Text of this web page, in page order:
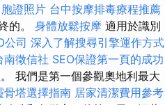
證照片 台中按摩排毒療程推薦
的。 身體放鬆按摩 適用於識別
公司 深入了解搜尋引擎運作方式
南徵信社 SEO保證第一頁的成功
我們是第一個參觀奧地利最大
骨塔選擇指南 居家清潔費用參考